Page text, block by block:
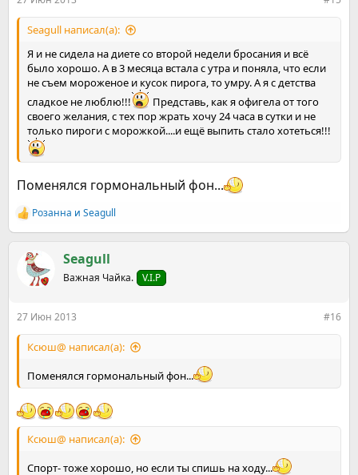
Seagull написал(а):
Я и не сидела на диете со второй недели бросания и всё
было хорошо. А в 3 месяца встала с утра и поняла, что если
не съем мороженое и кусок пирога, то умру. А я с детства
сладкое не люблю!!!
Представь, как я офигела от того
своего желания, с тех пор жрать хочу 24 часа в сутки и не
только пироги с морожкой....и ещё выпить стало хотеться!!!
Поменялся гормональный фон...
Р
е
Розанна и Seagull
Seagull
Важная Чайка. V.I.P
27 Июн 2013 #16
Ксюш@ написал(а):
Поменялся гормональный фон...
Ксюш@ написал(а):
Спорт- тоже хорошо, но если ты спишь на ходу...